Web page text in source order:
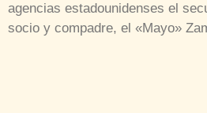
agencias estadounidenses el
socio y compadre, el «Mayo»